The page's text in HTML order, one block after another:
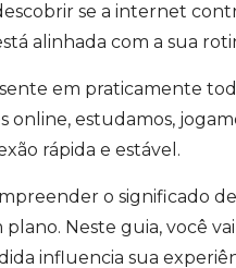
se a internet
alinhada com a sua
em praticamente
online, estudamos,
rápida e estável.
o significado
Neste guia, você
influencia sua